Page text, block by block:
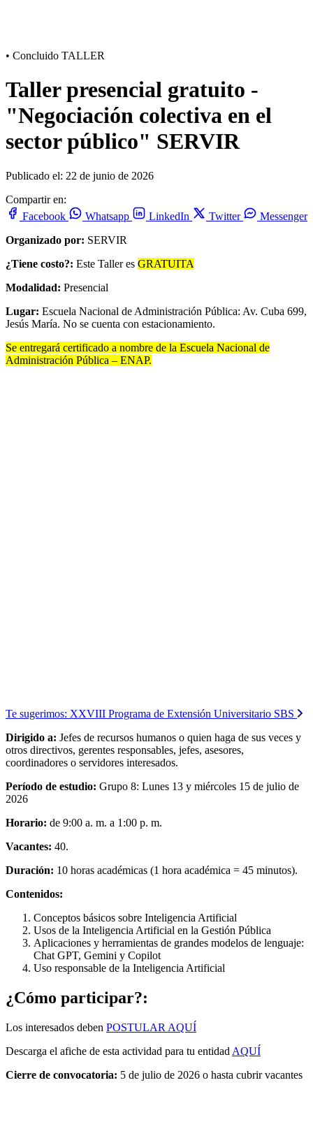
• Concluido TALLER
Taller presencial gratuito -
"Negociación colectiva en el
sector público" SERVIR
Publicado el: 22 de junio de 2026
Compartir en:
Facebook
Whatsapp LinkedIn Twitter
Messenger
Organizado por: SERVIR
¿Tiene costo?: Este Taller es GRATUITA
Modalidad: Presencial
Lugar: Escuela Nacional de Administración Pública: Av. Cuba 699,
Jesús María. No se cuenta con estacionamiento.
Se entregará certificado a nombre de la Escuela Nacional de
Administración Pública – ENAP.
Te sugerimos: XXVIII Programa de Extensión Universitario SBS
Dirigido a: Jefes de recursos humanos o quien haga de sus veces y
otros directivos, gerentes responsables, jefes, asesores,
coordinadores o servidores interesados.
Período de estudio: Grupo 8: Lunes 13 y miércoles 15 de julio de
2026
Horario: de 9:00 a. m. a 1:00 p. m.
Vacantes: 40.
Duración: 10 horas académicas (1 hora académica = 45 minutos).
Contenidos:
Conceptos básicos sobre Inteligencia Artificial
Usos de la Inteligencia Artificial en la Gestión Pública
Aplicaciones y herramientas de grandes modelos de lenguaje:
Chat GPT, Gemini y Copilot
Uso responsable de la Inteligencia Artificial
¿Cómo participar?:
Los interesados deben POSTULAR AQUÍ
Descarga el afiche de esta actividad para tu entidad AQUÍ
Cierre de convocatoria: 5 de julio de 2026 o hasta cubrir vacantes